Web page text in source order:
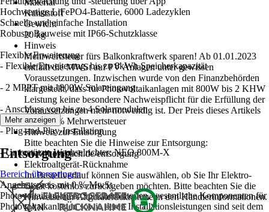
Material
Kunststoff
Gewicht
20 kg
Hinweis
Mehrwertsteuer fürs Balkonkraftwerk sparen! Ab 01.01.2023
entfällt die MWSt auf PV Anlagen unter gewissen
Voraussetzungen. Inzwischen wurde von den Finanzbehörden
klargestellt, dass für Photovoltaikanlagen mit 800W bis 2 KHW
Leistung keine besondere Nachweispflicht für die Erfüllung der
Voraussetzungen mehr notwendig ist. Der Preis dieses Artikels
enthält 0% Mehrwertsteuer
Hinweis zur Entsorgung
Bitte beachten Sie die Hinweise zur Entsorgung:
www.hornbach.de/entsorgung
Elektroaltgerät-Rücknahme
Im Bestellverlauf können Sie auswählen, ob Sie Ihr Elektro-
Gerät kostenlos zurückgeben möchten. Bitte beachten Sie die
Hinweise zur Altgeräterücknahme in den Händlerinformationen.
EAN
Hochwertige LiFePO4-Batterie, 6000 Ladezyklen
Schnelle und einfache Installation
Robuste Bauweise mit IP66-Schutzklasse
Flexible Erweiterung
- Flexible Erweiterung, bis zu 8kWh Speicherkapazität
- 2 MPPT mit 1800W Solareingang
- Anschluss von bis zu 4 Solarmodulen
- Plug-and-Play-Installation
- Unterstützte Wechselrichter: NEO 800M-X
Angebotspreis mit 0 % MwSt
Photovoltaikanlagen, Speicherbatterien, wesentliche Komponenten für
Photovoltaikanlagen sowie deren Installationsleistungen sind seit dem
Mehr anzeigen
Entsorgung
Bereich überspringen